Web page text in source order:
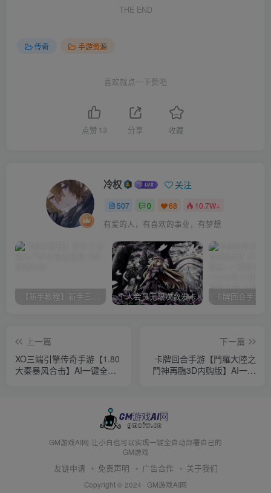
THE END
传奇 手游资源
喜欢就点一下赞吧
点赞 13 分享 收藏
冷权 关注
507 0 68 10.7W+
有爱的人，有喜欢的事业，有梦想
【新手教程】新手三分钟入门AI全自动搭建 个人会员无限次数发卡
上一篇
XO三端引擎传奇手游【1.80
大秦暴风合击】AI一键全自
下一篇
卡牌回合手游【鬥羅大陸之
鬥神再臨3D内购版】AI一键
GM游戏AI网-让小白也可以实现一键全自动部署自己的
GM游戏
友链申请 免责声明 广告合作 关于我们
Copyright © 2024 · GM游戏AI网